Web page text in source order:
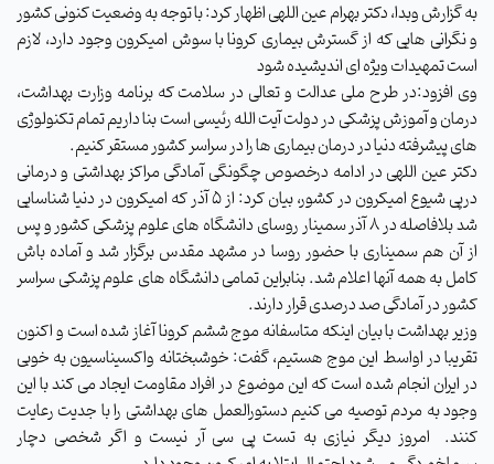
به گزارش وبدا، دکتر بهرام عین اللهی اظهار کرد: با توجه به وضعیت کنونی کشور
و نگرانی هایی که از گسترش بیماری کرونا با سوش امیکرون وجود دارد، لازم
است تمهیدات ویژه ای اندیشیده شود
وی افزود:در طرح ملی عدالت و تعالی در سلامت که برنامه وزارت بهداشت،
درمان و آموزش پزشکی در دولت آیت الله رئیسی است بنا داریم تمام تکنولوژی
های پیشرفته دنیا در درمان بیماری ها را در سراسر کشور مستقر کنیم.
دکتر عین اللهی در ادامه درخصوص چگونگی آمادگی مراکز بهداشتی و درمانی
درپی شیوع امیکرون در کشور، بیان کرد: از 5 آذر که امیکرون در دنیا شناسایی
شد بلافاصله در 8 آذر سمینار روسای دانشگاه های علوم پزشکی کشور و پس
از آن هم سمیناری با حضور روسا در مشهد مقدس برگزار شد و آماده باش
کامل به همه آنها اعلام شد. بنابراین تمامی دانشگاه های علوم پزشکی سراسر
کشور در آمادگی صد درصدی قرار دارند.
وزیر بهداشت با بیان اینکه متاسفانه موج ششم کرونا آغاز شده است و اکنون
تقریبا در اواسط این موج هستیم، گفت: خوشبختانه واکسیناسیون به خوبی
در ایران انجام شده است که این موضوع در افراد مقاومت ایجاد می کند با این
وجود به مردم توصیه می کنیم دستورالعمل های بهداشتی را با جدیت رعایت
کنند. امروز دیگر نیازی به تست پی سی آر نیست و اگر شخصی دچار